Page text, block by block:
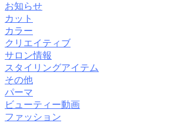
お知らせ
カット
カラー
クリエイティブ
サロン情報
スタイリングアイテム
その他
パーマ
ビューティー動画
ファッション